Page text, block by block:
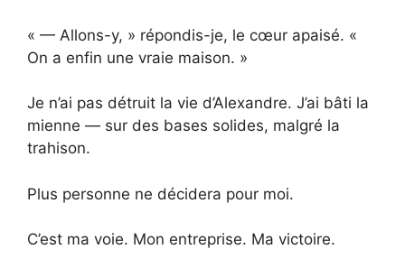
« — Allons-y, » répondis-je, le cœur apaisé. «
On a enfin une vraie maison. »
Je n’ai pas détruit la vie d’Alexandre. J’ai bâti la
mienne — sur des bases solides, malgré la
trahison.
Plus personne ne décidera pour moi.
C’est ma voie. Mon entreprise. Ma victoire.